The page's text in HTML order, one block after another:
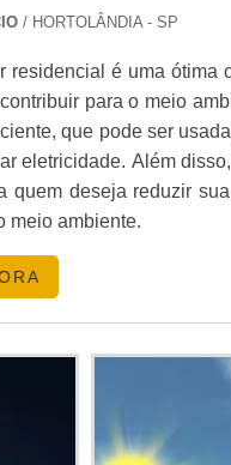
locais. O ROI
e economia de escala.
PARA
linhas de crédito
e o BNDES
solar permitem
SOBRE
custa entre R$
SOLAR EM
/ HORTOLÂNDIA - SP
residencial é uma ótima
para o meio
que pode ser
eletricidade. Além
quem deseja reduzir
meio ambiente.